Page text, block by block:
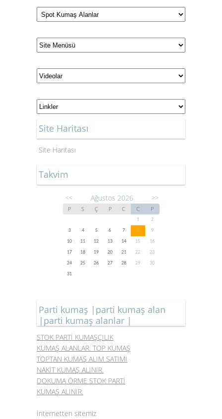
Site Haritası
Site Haritası
Takvim
<< Ağustos 2026 >>
P S Ç P C C P
1
2
3
4 5 6 7 8
9
10
11 12 13 14 15
16
17
18 19 20 21 22
23
24
25 26 27 28 29
30
31
Parti kumaş |parti kumaş alan
|parti kumaş alanlar |
STOK PARTİ KUMAŞÇILIK
KUMAŞ ALANLAR. TOP KUMAŞ
TOPTAN KUMAŞ ALIM SATIMI
NAKİT KUMAŞ ALINIR.
DOKUMA ÖRME STOK PARTİ
KUMAŞ ALINIR.
İnternetten sitemiz